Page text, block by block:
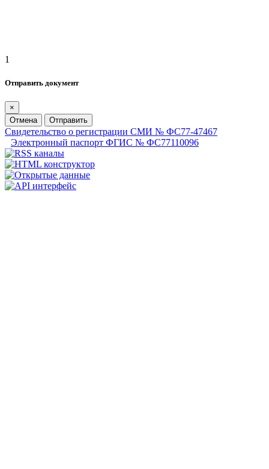
1
Отправить документ
×
Отмена
Отправить
Свидетельство о регистрации СМИ № ФС77-47467
Электронный паспорт ФГИС № ФС77110096